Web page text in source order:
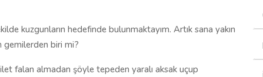
kuzgunların hedefinde bulunmaktayım. Artık sana yakın
gemilerden biri mi?
falan almadan şöyle tepeden yaralı aksak uçup